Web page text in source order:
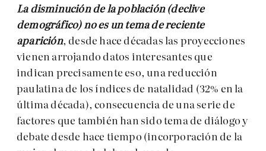
La disminución de la población (declive
demográfico) no es un tema de reciente
aparición, desde hace décadas las proyecciones
vienen arrojando datos interesantes que
indican precisamente eso, una reducción
paulatina de los índices de natalidad (32% en la
última década), consecuencia de una serie de
factores que también han sido tema de diálogo y
debate desde hace tiempo (incorporación de la